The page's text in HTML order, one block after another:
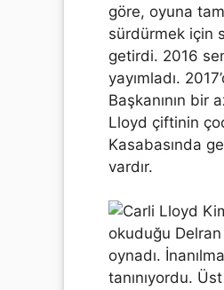
göre, oyuna
sürdürmek için
getirdi. 2016
yayımladı.
Başkanının bir
Lloyd çiftinin
Kasabasında
vardır.
okuduğu Delran
oynadı.
tanınıyordu.